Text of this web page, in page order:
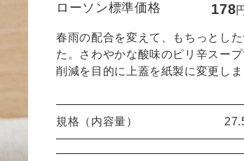
ローソン標準価格 178
春雨の配合を変えて、もちっとし
た。さわやかな酸味のピリ辛スー
削減を目的に上蓋を紙製に変更しま
規格（内容量）